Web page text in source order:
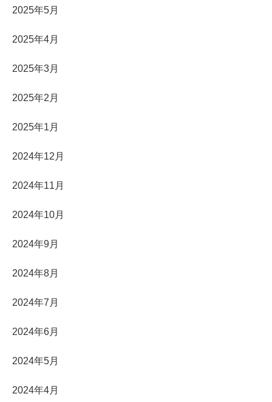
2025年5月
2025年4月
2025年3月
2025年2月
2025年1月
2024年12月
2024年11月
2024年10月
2024年9月
2024年8月
2024年7月
2024年6月
2024年5月
2024年4月